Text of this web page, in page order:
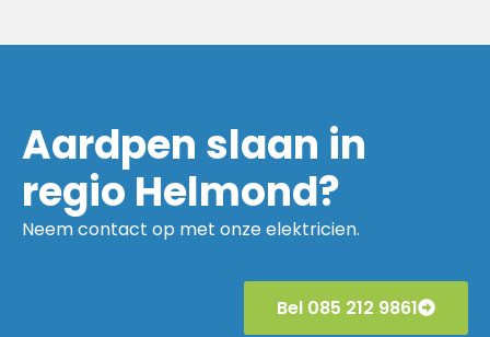
Aardpen slaan in
regio Helmond?
Neem contact op met onze elektricien.
Bel 085 212 9861